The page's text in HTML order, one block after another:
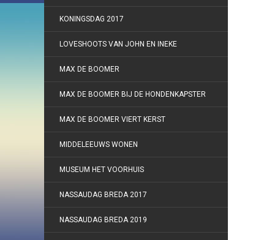
KONINGSDAG 2017
LOVESHOOTS VAN JOHN EN INEKE
MAX DE BOOMER
MAX DE BOOMER BIJ DE HONDENKAPSTER
MAX DE BOOMER VIERT KERST
MIDDELEEUWS WONEN
MUSEUM HET VOORHUIS
NASSAUDAG BREDA 2017
NASSAUDAG BREDA 2019